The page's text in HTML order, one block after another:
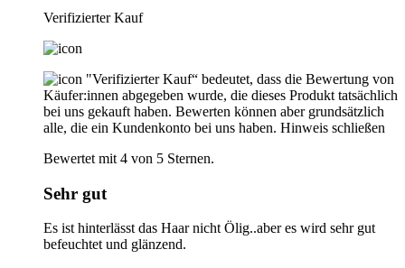
Verifizierter Kauf
"Verifizierter Kauf“ bedeutet, dass die Bewertung von
Käufer:innen abgegeben wurde, die dieses Produkt tatsächlich
bei uns gekauft haben. Bewerten können aber grundsätzlich
alle, die ein Kundenkonto bei uns haben. Hinweis schließen
Bewertet mit 4 von 5 Sternen.
Sehr gut
Es ist hinterlässt das Haar nicht Ölig..aber es wird sehr gut
befeuchtet und glänzend.